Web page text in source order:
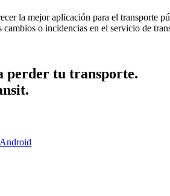
la mejor aplicación para el transporte
o incidencias en el servicio de
perder tu transporte.
Android